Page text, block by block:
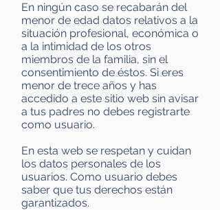
En ningún caso se recabarán del
menor de edad datos relativos a la
situación profesional, económica o
a la intimidad de los otros
miembros de la familia, sin el
consentimiento de éstos. Si eres
menor de trece años y has
accedido a este sitio web sin avisar
a tus padres no debes registrarte
como usuario.
En esta web se respetan y cuidan
los datos personales de los
usuarios. Como usuario debes
saber que tus derechos están
garantizados.